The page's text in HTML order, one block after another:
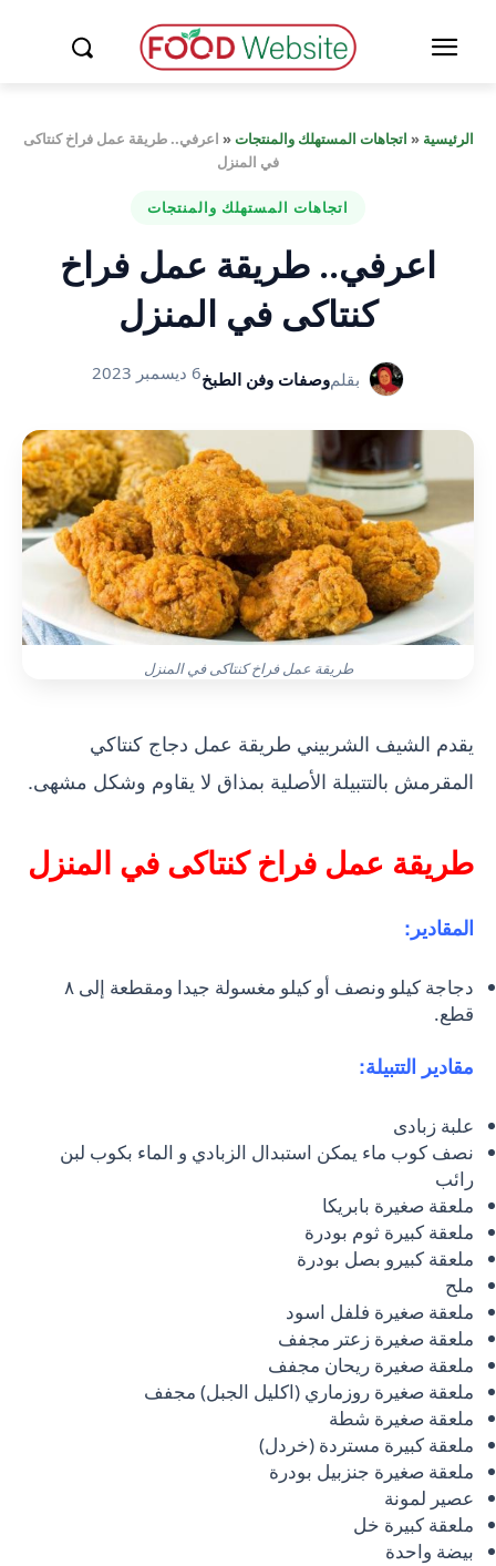
الرئيسية « اتجاهات المستهلك والمنتجات« اعرفي.. طريقة عمل فراخ كنتاكى
في المنزل
اتجاهات المستهلك والمنتجات
اعرفي.. طريقة عمل فراخ
كنتاكى في المنزل
بقلموصفات وفن الطبخ6 ديسمبر 2023
طريقة عمل فراخ كنتاكى في المنزل
يقدم الشيف الشربيني طريقة عمل دجاج كنتاكي
المقرمش بالتتبيلة الأصلية بمذاق لا يقاوم وشكل مشهى.
طريقة عمل فراخ كنتاكى في المنزل
المقادير:
دجاجة كيلو ونصف أو كيلو مغسولة جيدا ومقطعة إلى ٨
قطع.
مقادير التتبيلة:
علبة زبادى
نصف كوب ماء يمكن استبدال الزبادي و الماء بكوب لبن
رائب
ملعقة صغيرة بابريكا
ملعقة كبيرة ثوم بودرة
ملعقة كبيرو بصل بودرة
ملح
ملعقة صغيرة فلفل اسود
ملعقة صغيرة زعتر مجفف
ملعقة صغيرة ريحان مجفف
ملعقة صغيرة روزماري (اكليل الجبل) مجفف
ملعقة صغيرة شطة
ملعقة كبيرة مستردة (خردل)
ملعقة صغيرة جنزبيل بودرة
عصير لمونة
ملعقة كبيرة خل
بيضة واحدة